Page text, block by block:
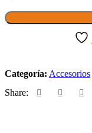
Categoría: Accesorios
Share: